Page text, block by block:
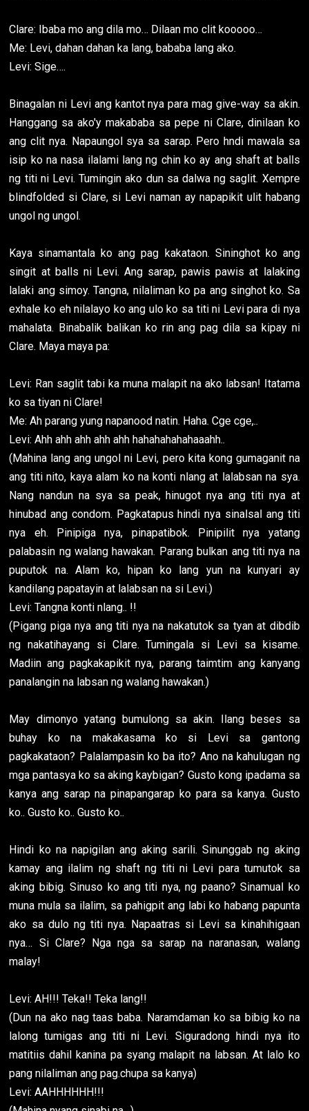
Clare: Ibaba mo ang dila mo… Dilaan mo clit kooooo…
Me: Levi, dahan dahan ka lang, bababa lang ako.
Levi: Sige….
Binagalan ni Levi ang kantot nya para mag give-way sa akin.
Hanggang sa ako'y makababa sa pepe ni Clare, dinilaan ko
ang clit nya. Napaungol sya sa sarap. Pero hndi mawala sa
isip ko na nasa ilalami lang ng chin ko ay ang shaft at balls
ng titi ni Levi. Tumingin ako dun sa dalwa ng saglit. Xempre
blindfolded si Clare, si Levi naman ay napapikit ulit habang
ungol ng ungol.
Kaya sinamantala ko ang pag kakataon. Sininghot ko ang
singit at balls ni Levi. Ang sarap, pawis pawis at lalaking
lalaki ang simoy. Tangna, nilaliman ko pa ang singhot ko. Sa
exhale ko eh nilalayo ko ang ulo ko sa titi ni Levi para di nya
mahalata. Binabalik balikan ko rin ang pag dila sa kipay ni
Clare. Maya maya pa:
Levi: Ran saglit tabi ka muna malapit na ako labsan! Itatama
ko sa tiyan ni Clare!
Me: Ah parang yung napanood natin. Haha. Cge cge,..
Levi: Ahh ahh ahh ahh ahh hahahahahahaaahh..
(Mahina lang ang ungol ni Levi, pero kita kong gumaganit na
ang titi nito, kaya alam ko na konti nlang at lalabsan na sya.
Nang nandun na sya sa peak, hinugot nya ang titi nya at
hinubad ang condom. Pagkatapus hindi nya sinalsal ang titi
nya eh. Pinipiga nya, pinapatibok. Pinipilit nya yatang
palabasin ng walang hawakan. Parang bulkan ang titi nya na
puputok na. Alam ko, hipan ko lang yun na kunyari ay
kandilang papatayin at lalabsan na si Levi.)
Levi: Tangna konti nlang.. !!
(Pigang piga nya ang titi nya na nakatutok sa tyan at dibdib
ng nakatihayang si Clare. Tumingala si Levi sa kisame.
Madiin ang pagkakapikit nya, parang taimtim ang kanyang
panalangin na labsan ng walang hawakan.)
May dimonyo yatang bumulong sa akin. Ilang beses sa
buhay ko na makakasama ko si Levi sa gantong
pagkakataon? Palalampasin ko ba ito? Ano na kahulugan ng
mga pantasya ko sa aking kaybigan? Gusto kong ipadama sa
kanya ang sarap na pinapangarap ko para sa kanya. Gusto
ko.. Gusto ko.. Gusto ko..
Hindi ko na napigilan ang aking sarili. Sinunggab ng aking
kamay ang ilalim ng shaft ng titi ni Levi para tumutok sa
aking bibig. Sinuso ko ang titi nya, ng paano? Sinamual ko
muna mula sa ilalim, sa pahigpit ang labi ko habang papunta
ako sa dulo ng titi nya. Napaatras si Levi sa kinahihigaan
nya… Si Clare? Nga nga sa sarap na naranasan, walang
malay!
Levi: AH!!! Teka!! Teka lang!!
(Dun na ako nag taas baba. Naramdaman ko sa bibig ko na
lalong tumigas ang titi ni Levi. Siguradong hindi nya ito
matitiis dahil kanina pa syang malapit na labsan. At lalo ko
pang nilaliman ang pag.chupa sa kanya)
Levi: AAHHHHHH!!!